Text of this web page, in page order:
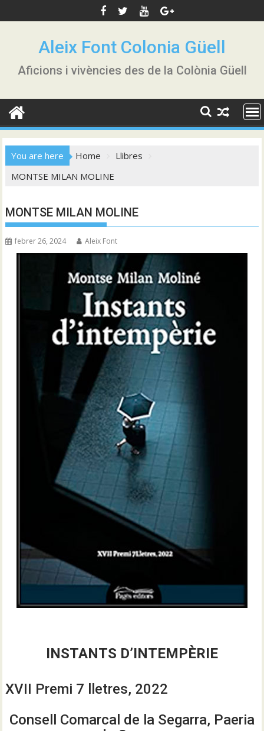
to
Aleix Font Colonia Güell
Aficions i vivències des de la Colònia Güell
You are here Home
Llibres
MONTSE MILAN MOLINE
MONTSE MILAN MOLINE
febrer 26, 2024 Aleix Font
INSTANTS D’INTEMPÈRIE
XVII Premi 7 lletres, 2022
Consell Comarcal de la Segarra, Paeria